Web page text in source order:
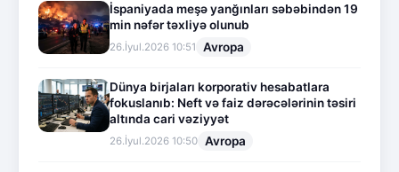
İspaniyada meşə yanğınları səbəbindən 19
min nəfər təxliyə olunub
26.İyul.2026 10:51 Avropa
Dünya birjaları korporativ hesabatlara
fokuslanıb: Neft və faiz dərəcələrinin təsiri
altında cari vəziyyət
26.İyul.2026 10:50 Avropa